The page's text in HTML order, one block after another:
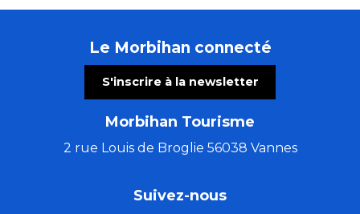
Convention du Disque
Vide grenier à Saint Pïerre Quiberon
Marché de créateurs
Lieux mouvants
Conférence : Levons les yeux pour voir la peinture
Fête des vieux métiers: 23éme édition
Le Morbihan connecté
S'inscrire à la newsletter
Morbihan Tourisme
2 rue Louis de Broglie 56038 Vannes
Suivez-nous